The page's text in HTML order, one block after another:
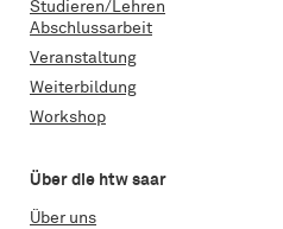
Studieren/Lehren
Abschlussarbeit
Veranstaltung
Weiterbildung
Workshop
Über die htw saar
Über uns